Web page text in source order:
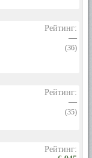
Рейтинг:
—
(36)
Рейтинг:
—
(35)
Рейтинг: